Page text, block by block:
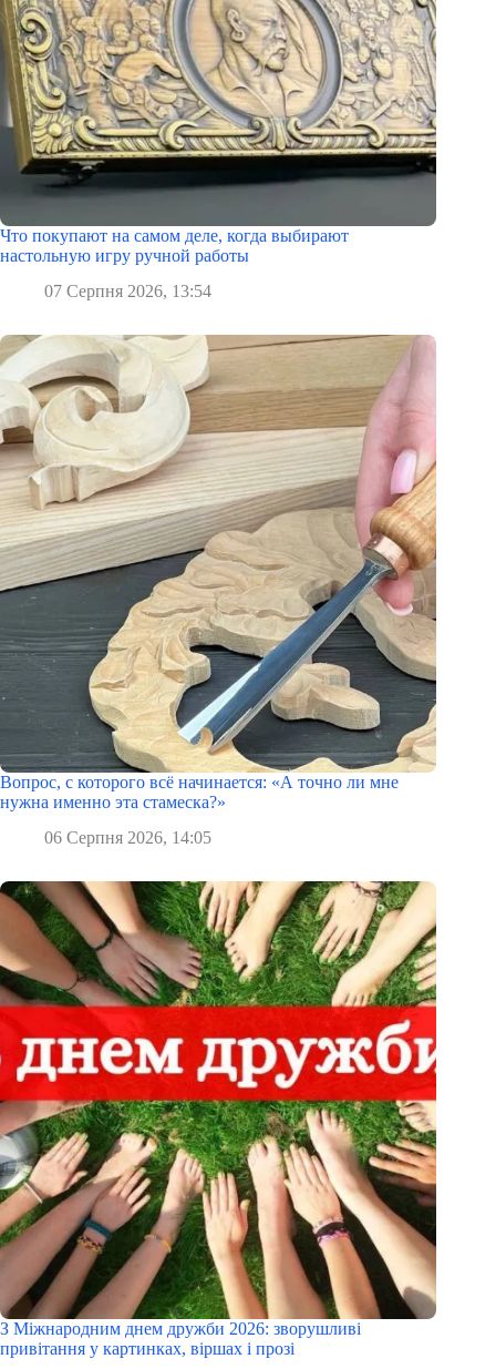
Что покупают на самом деле, когда выбирают
настольную игру ручной работы
07 Серпня 2026, 13:54
Вопрос, с которого всё начинается: «А точно ли мне
нужна именно эта стамеска?»
06 Серпня 2026, 14:05
З Міжнародним днем дружби 2026: зворушливі
привітання у картинках, віршах і прозі